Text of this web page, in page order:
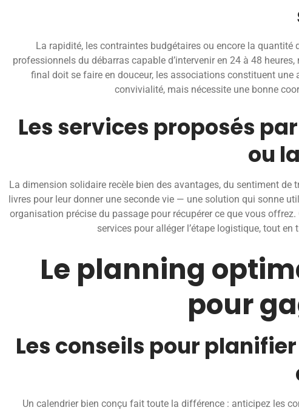
La rapidité, les contraintes budgétaires ou encore la quantité
professionnels du débarras capable d’intervenir en 24 à 48
final doit se faire en douceur, les associations constituent
convivialité, mais nécessite une bonne
Les services proposés
ou
La dimension solidaire recèle bien des avantages, du sentiment
livres pour leur donner une seconde vie — une solution qui sonne
organisation précise du passage pour récupérer ce que vous
services pour alléger l’étape logistique, tout
Le planning
pour
Les conseils pour
Un calendrier bien conçu fait toute la différence : anticipez les